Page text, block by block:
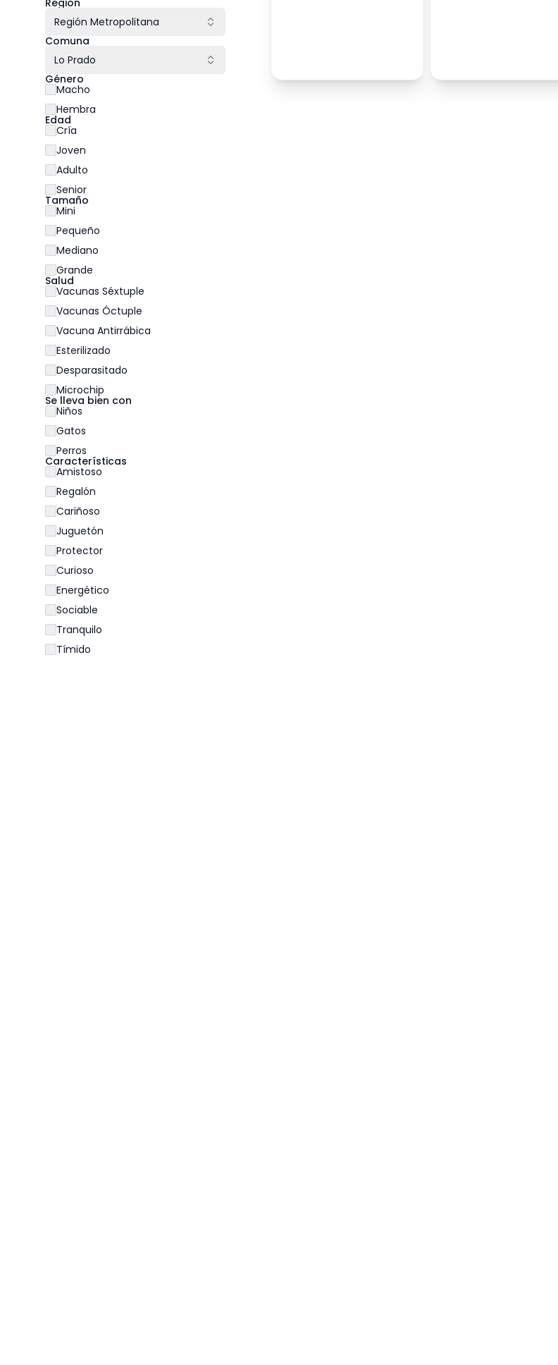
Región
Región Metropolitana
Comuna
Lo Prado
Género
Macho
Hembra
Edad
Cría
Joven
Adulto
Senior
Tamaño
Mini
Pequeño
Mediano
Grande
Salud
Vacunas Séxtuple
Vacunas Óctuple
Vacuna Antirrábica
Esterilizado
Desparasitado
Microchip
Se lleva bien con
Niños
Gatos
Perros
Características
Amistoso
Regalón
Cariñoso
Juguetón
Protector
Curioso
Energético
Sociable
Tranquilo
Tímido